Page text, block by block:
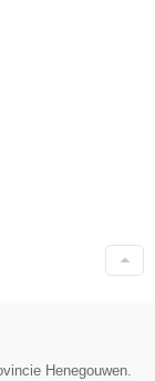
Henegouwen.